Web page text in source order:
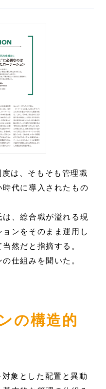
は、そもそも管理職
代に導入されたもの
、総合職が溢れる現
ンをそのまま運用し
然だと指摘する。
仕組みを聞いた。
の構造的
象とした配置と異動